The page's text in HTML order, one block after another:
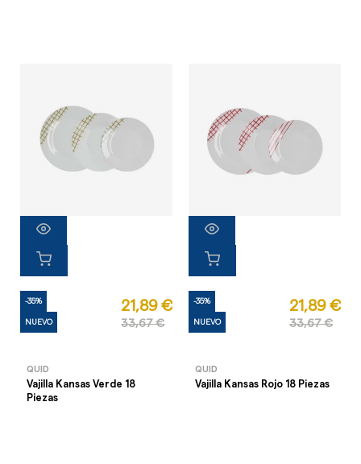
-35%
NUEVO
21,89 €
33,67 €
QUID
Vajilla Kansas Verde 18
Piezas
-35%
NUEVO
21,89 €
33,67 €
QUID
Vajilla Kansas Rojo 18 Piezas